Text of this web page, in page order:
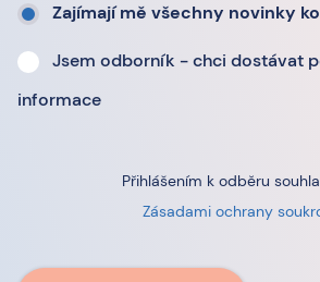
Zajímají mě všechny novinky
Jsem odborník - chci dostávat
informace
Přihlášením k odběru
Zásadami ochrany